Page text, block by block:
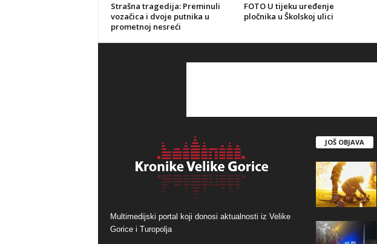
Strašna tragedija: Preminuli
vozačica i dvoje putnika u
prometnoj nesreći
FOTO U tijeku uređenje
pločnika u Školskoj ulici
Multimedijski portal koji donosi aktualnosti iz Velike
Gorice i Turopolja
JOŠ OBJAVA